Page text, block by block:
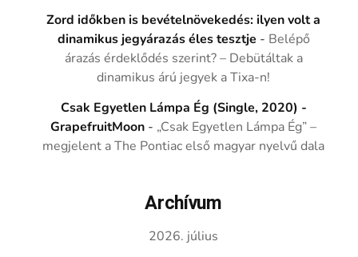
Zord időkben is bevételnövekedés: ilyen volt a
dinamikus jegyárazás éles tesztje - Belépő
árazás érdeklődés szerint? – Debütáltak a
dinamikus árú jegyek a Tixa-n!
Csak Egyetlen Lámpa Ég (Single, 2020) -
GrapefruitMoon - „Csak Egyetlen Lámpa Ég” –
megjelent a The Pontiac első magyar nyelvű dala
Archívum
2026. július